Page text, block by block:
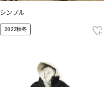
シンプル
2022秋冬